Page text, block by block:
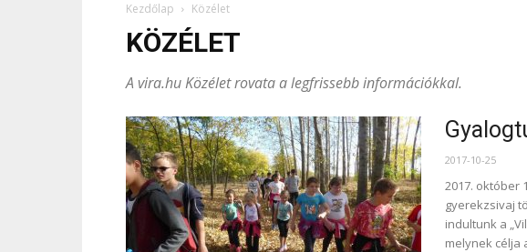
Kezdőlap Közélet
KÖZÉLET
A vira.hu Közélet rovata a legfrissebb információkkal.
2017-10-25
2017. október
gyerekzsivaj
indultunk a
melynek célja